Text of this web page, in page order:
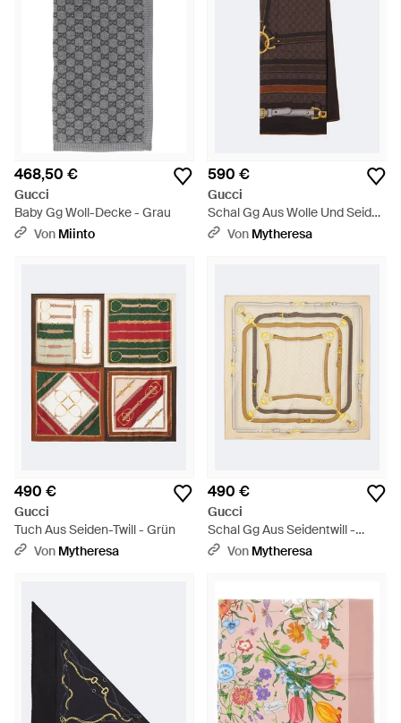
468,50 €
Gucci
Baby Gg Woll-Decke - Grau
Von Miinto
590 €
Gucci
Schal Gg Aus Wolle Und Seide -
Braun
Von Mytheresa
490 €
Gucci
Tuch Aus Seiden-Twill - Grün
Von Mytheresa
490 €
Gucci
Schal Gg Aus Seidentwill -
Mettallic
Von Mytheresa